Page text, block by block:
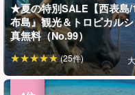
★夏の特別SALE【西表島/
布島』観光＆トロピカル
真無料（No.99）
(25件)